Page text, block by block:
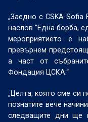
„Заедно с CSKA Sofia
наслов "Една борба,
мероприятието е
превърнем
а част от
Фондация ЦСКА.“
„Целта, която сме си
познатите вече
следващите дни ще